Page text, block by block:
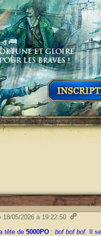
18/05/2026 à 19:22:50
tête de 5000PO: bof bof bof. Il